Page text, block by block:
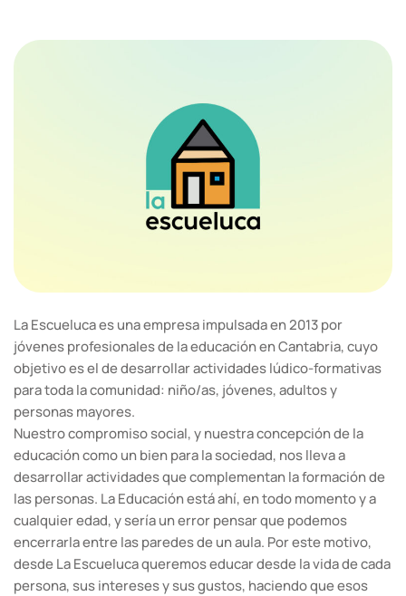
La Escueluca es una empresa impulsada en 2013 por
jóvenes profesionales de la educación en Cantabria, cuyo
objetivo es el de desarrollar actividades lúdico-formativas
para toda la comunidad: niño/as, jóvenes, adultos y
personas mayores.
Nuestro compromiso social, y nuestra concepción de la
educación como un bien para la sociedad, nos lleva a
desarrollar actividades que complementan la formación de
las personas. La Educación está ahí, en todo momento y a
cualquier edad, y sería un error pensar que podemos
encerrarla entre las paredes de un aula. Por este motivo,
desde La Escueluca queremos educar desde la vida de cada
persona, sus intereses y sus gustos, haciendo que esos